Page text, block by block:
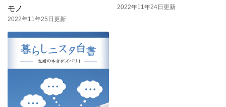
モノ
2022年11年25日更新
2022年11年24日更新